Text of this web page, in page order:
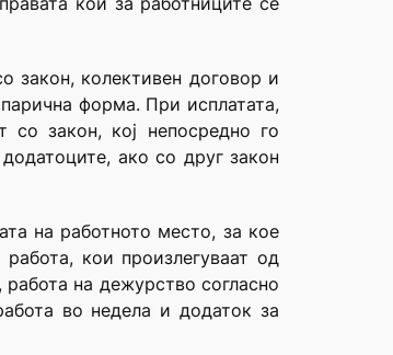
закон, колективен договор и
форма. При исплатата,
со закон, кој непосредно го
ако со друг закон
на работното место, за кое
кои произлегуваат од
на дежурство согласно
во недела и додаток за